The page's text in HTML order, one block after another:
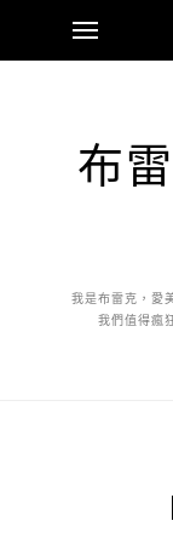
布
我是布雷克，愛
我們值得瘋